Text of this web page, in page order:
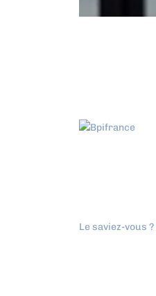
Le saviez-vous ?